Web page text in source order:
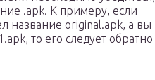
.apk. К примеру, если
название original.apk, а вы
то его следует обратно